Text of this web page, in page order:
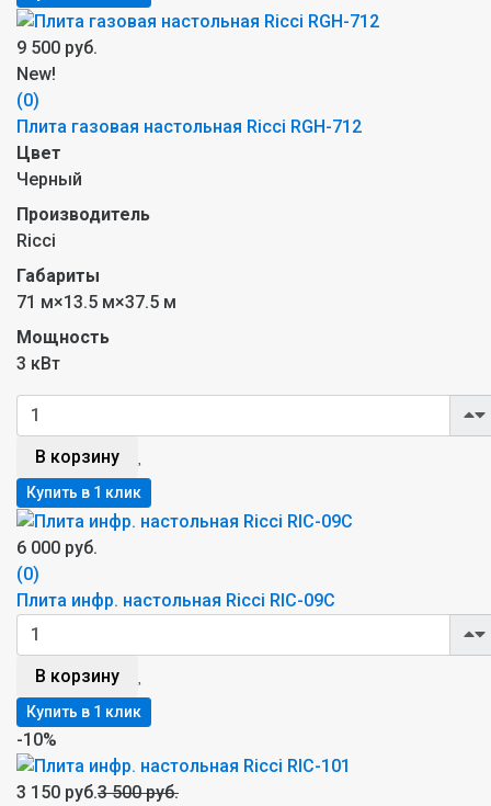
9 500 руб.
New!
(0)
Плита газовая настольная Ricci RGH-712
Цвет
Черный
Производитель
Ricci
Габариты
71 м×13.5 м×37.5 м
Мощность
3 кВт
В корзину
6 000 руб.
(0)
Плита инфр. настольная Ricci RIC-09C
В корзину
-10%
3 150 руб.3 500 руб.